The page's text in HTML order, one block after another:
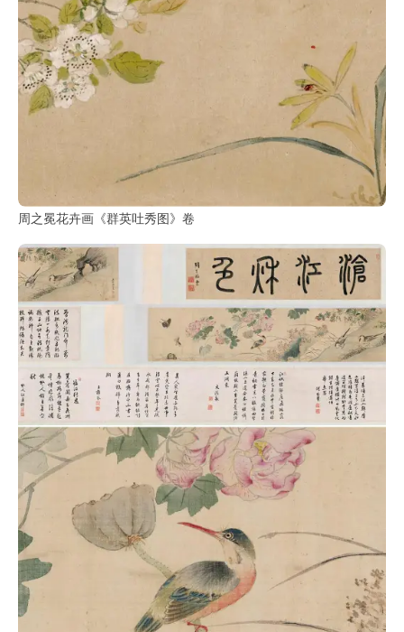
周之冕花卉画《群英吐秀图》卷
书
法
字
组
连
书
法
字
库
篆
刻
印
查
询